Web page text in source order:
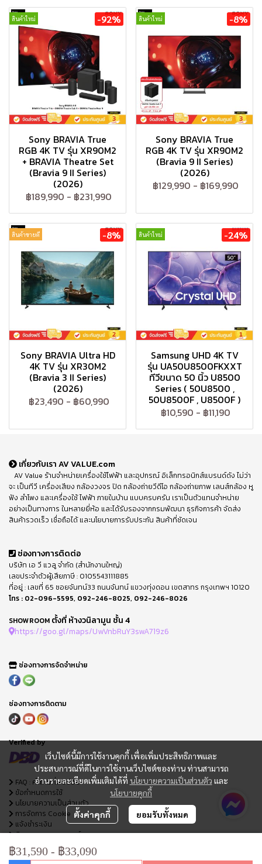
สินค้าใหม่ -92%
Sony BRAVIA True
RGB 4K TV รุ่น XR90M2
+ BRAVIA Theatre Set
(Bravia 9 II Series)
(2026)
฿189,990 - ฿231,990
สินค้าใหม่ -8%
Sony BRAVIA True
RGB 4K TV รุ่น XR90M2
(Bravia 9 II Series)
(2026)
฿129,990 - ฿169,990
สินค้าขายดี -8%
Sony BRAVIA Ultra HD
4K TV รุ่น XR30M2
(Bravia 3 II Series)
(2026)
฿23,490 - ฿60,990
สินค้าใหม่ -24%
Samsung UHD 4K TV
รุ่น UA50U8500FKXXT
ทีวีขนาด 50 นิ้ว U8500
Series ( 50U8500 ,
50U8500F , U8500F )
฿10,590 - ฿11,190
฿31,590 - ฿33,090
เว็บไซต์นี้มีการใช้งานคุกกี้ เพื่อเพิ่มประสิทธิภาพและ
ประสบการณ์ที่ดีในการใช้งานเว็บไซต์ของท่าน ท่านสามารถ
อ่านรายละเอียดเพิ่มเติมได้ที่ นโยบายความเป็นส่วนตัว และ
นโยบายคุกกี้
ตั้งค่าคุกกี้ ยอมรับทั้งหมด
เกี่ยวกับเรา AV VALUE.com
AV Value ร้านจำหน่ายเครื่องใช้ไฟฟ้า และอุปกรณ์ อิเล็กทรอนิกส์แบรนด์ดัง ไม่ว่า
จะ เป็นทีวี เครื่องเสียง กล้องวงจร ปิด กล้องถ่ายวีดีโอ กล้องถ่ายภาพ เลนส์กล้อง หู
ฟัง ลำโพง และเครื่องใช้ ไฟฟ้า ภายในบ้าน แบบครบครัน เราเป็นตัวแทนจำหน่าย
อย่างเป็นทางการ ในหลายยี่ห้อ และได้รับรองจากกรมพัฒนา ธุรกิจการค้า จัดส่ง
สินค้ารวดเร็ว เชื่อถือได้ และนโยบายการรับประกัน สินค้าที่ชัดเจน
ช่องทางการติดต่อ
บริษัท เอ วี แวลู จำกัด (สำนักงานใหญ่)
เลขประจำตัวผู้เสียภาษี : 0105543111885
ที่อยู่ : เลขที่ 65 ซอยจันทน์33 ถนนจันทน์ แขวงทุ่งดอน เขตสาทร กรุงเทพฯ 10120
โทร : 02-096-5595, 092-246-8025, 092-246-8026
SHOWROOM ตั้งที่ ห้างวนิลามูน ชั้น 4
https://goo.gl/maps/UwVnbRuY3swA719z6
ช่องทางการจัดจำหน่าย
ช่องทางการติดตาม
Verified by
FAQ : คำถามที่พบบ่อย
ข้อกำหนดการใช้
นโยบายความเป็นส่วนตัว
การจัดการ Cookie
แจ้งชำระเงิน
ติดตามสถานะออเดอร์
ใบเสนอราคา